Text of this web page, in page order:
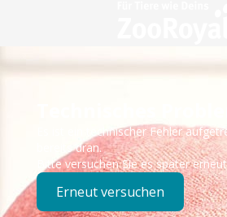
Technisches
Es ist ein technischer Fehler
bereits dran.
Bitte versuchen Sie es später
Erneut versuchen